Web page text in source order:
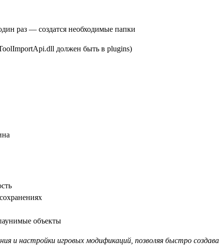
раз — создатся необходимые папки
должен быть в plugins)
объекты
и настройки игровых модификаций, позволяя быстро